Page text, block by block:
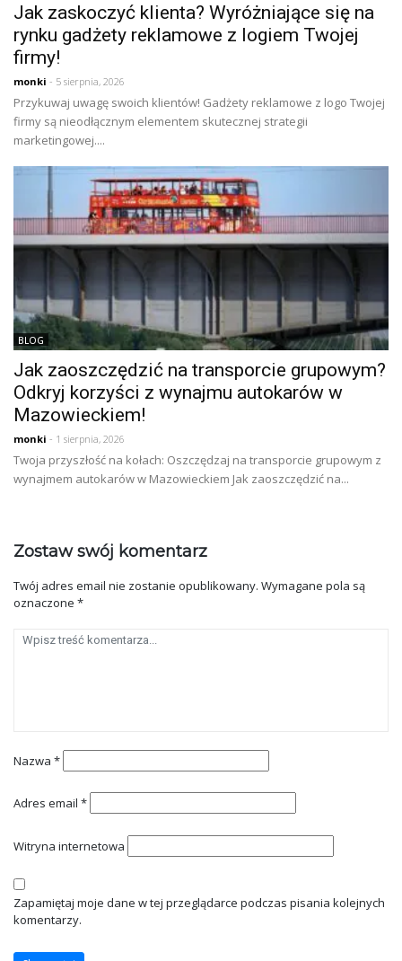
Jak zaskoczyć klienta? Wyróżniające się na
rynku gadżety reklamowe z logiem Twojej
firmy!
monki - 5 sierpnia, 2026
Przykuwaj uwagę swoich klientów! Gadżety reklamowe z logo Twojej
firmy są nieodłącznym elementem skutecznej strategii
marketingowej....
BLOG
Jak zaoszczędzić na transporcie grupowym?
Odkryj korzyści z wynajmu autokarów w
Mazowieckiem!
monki - 1 sierpnia, 2026
Twoja przyszłość na kołach: Oszczędzaj na transporcie grupowym z
wynajmem autokarów w Mazowieckiem Jak zaoszczędzić na...
Zostaw swój komentarz
Twój adres email nie zostanie opublikowany. Wymagane pola są
oznaczone *
Nazwa *
Adres email *
Witryna internetowa
Zapamiętaj moje dane w tej przeglądarce podczas pisania kolejnych
komentarzy.